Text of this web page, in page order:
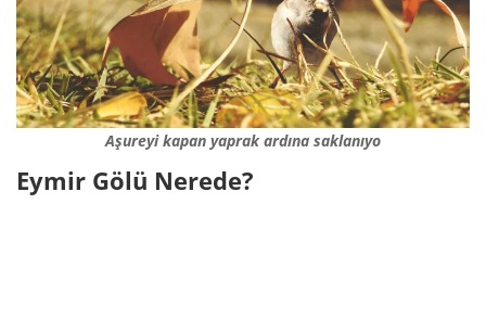
Aşureyi kapan yaprak ardına saklanıyo
Eymir Gölü Nerede?